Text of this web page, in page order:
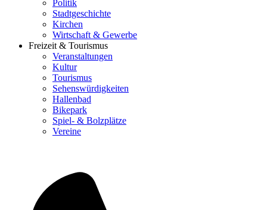
Politik
Stadtgeschichte
Kirchen
Wirtschaft & Gewerbe
Freizeit & Tourismus
Veranstaltungen
Kultur
Tourismus
Sehenswürdigkeiten
Hallenbad
Bikepark
Spiel- & Bolzplätze
Vereine